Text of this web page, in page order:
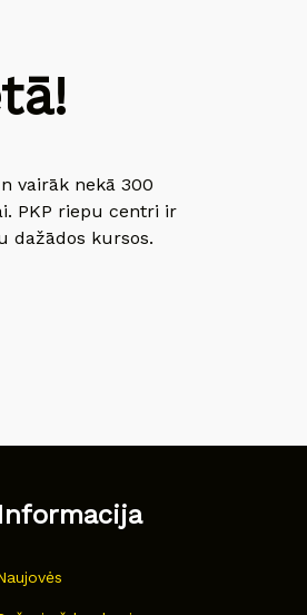
vairāk nekā 300
PKP riepu centri ir
dažādos kursos.
Informacija